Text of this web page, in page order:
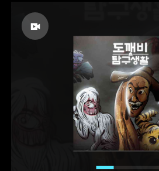
초반에는 거리감을 잡기가 조금 어려
그렇지만 확실히 하면 할 수록 아 이게
느낌이구나 하는 확실한 체감이 있어서
입문작으로는 아주 좋은 것 같습니다.
않아서 좋았습니다. 패링이 가능한 공
전조 등이 명확한 편이라 조금만 연습하
기분좋게 클리어할 수 있을 것 같습니다.
공간에서는 벽에 닿으면 무기가 튕기는
발생하기 때문에 상황에 맞는 무기를
사용해야하는 점도 좋았습니다.